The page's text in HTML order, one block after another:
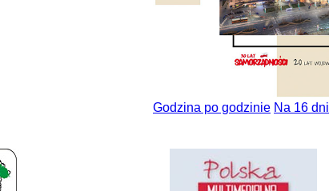
Godzina po godzinie Na 16 dni